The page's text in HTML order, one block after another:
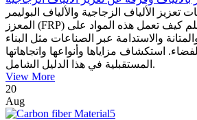
تعزيز الألياف الزجاجية والألياف البوليمر
المعزز (FRP) في الهندسة الحديثة. تعلم كيف تعمل هذه المواد على
والاستدامة عبر الصناعات مثل البناء
استكشاف مزاياها وأنواعها واتجاهاتها
المستقبلية في هذا الدليل الشامل.
View More
20
Aug